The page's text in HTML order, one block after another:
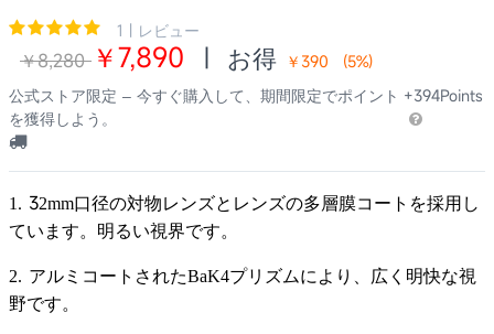
1 | レビュー
￥8,280 ￥7,890 | お得 ￥390 (5%)
公式ストア限定 – 今すぐ購入して、期間限定でポイント
を獲得しよう。
+394Points
1 . 32mm口径の対物レンズとレンズの多層膜コート を採用し
ています。明るい視界です。
2. アルミコートされたBaK4プリズムにより、広く明快な視
野です。